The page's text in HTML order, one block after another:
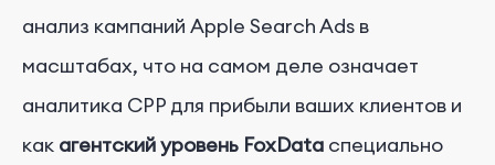
анализ кампаний Apple Search Ads в
масштабах, что на самом деле означает
аналитика CPP для прибыли ваших клиентов и
как агентский уровень FoxData специально